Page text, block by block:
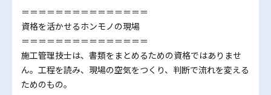
＝＝＝＝＝＝＝＝＝＝＝＝＝＝＝
資格を活かせるホンモノの現場
＝＝＝＝＝＝＝＝＝＝＝＝＝＝＝
施工管理技士は、書類をまとめるための資格ではありませ
ん。工程を読み、現場の空気をつくり、判断で流れを変える
ためのもの。